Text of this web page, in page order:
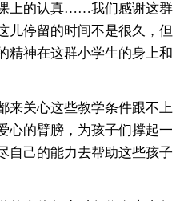
上的认真……我们感谢这群
儿停留的时间不是很久，但
精神在这群小学生的身上和
来关心这些教学条件跟不上
心的臂膀，为孩子们撑起一
自己的能力去帮助这些孩子